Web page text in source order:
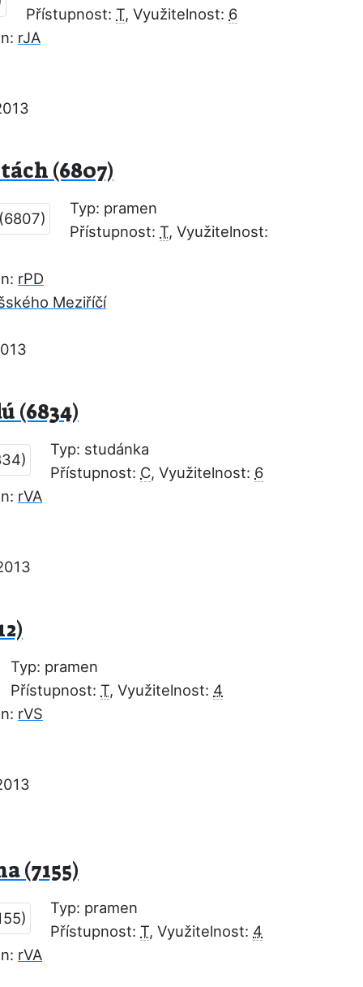
Přístupnost: T, Využitelnost: 6
rJA
(6807)
Typ: pramen
Přístupnost: T, Využitelnost:
rPD
Meziříčí
(6834)
Typ: studánka
Přístupnost: C, Využitelnost: 6
rVA
Typ: pramen
Přístupnost: T, Využitelnost: 4
rVS
(7155)
Typ: pramen
Přístupnost: T, Využitelnost: 4
rVA